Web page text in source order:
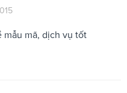
mẫu mã, dịch vụ tốt